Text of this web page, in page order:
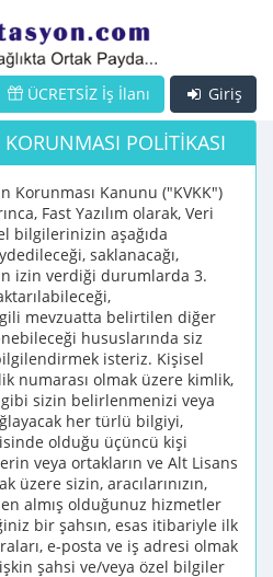
Giriş
ÜCRETSİZ İş İlanı
KORUNMASI POLİTİKASI
Korunması Kanunu ("KVKK")
Fast Yazılım olarak, Veri
bilgilerinizin aşağıda
saklanacağı,
izin verdiği durumlarda 3.
mevzuatta belirtilen diğer
hususlarında siz
isteriz. Kişisel
numarası olmak üzere kimlik,
sizin belirlenmenizi veya
her türlü bilgiyi,
olduğu üçüncü kişi
veya ortakların ve Alt Lisans
üzere sizin, aracılarınızın,
almış olduğunuz hizmetler
bir şahsın, esas itibariyle ilk
e-posta ve iş adresi olmak
şahsi ve/veya özel bilgiler